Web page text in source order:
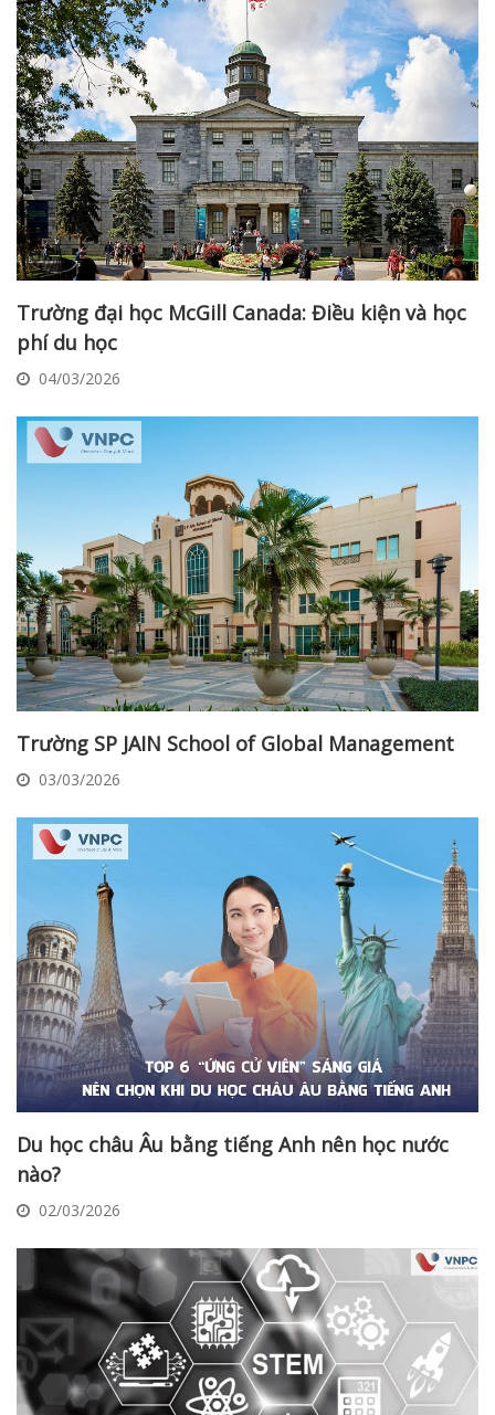
Trường đại học McGill Canada: Điều kiện và học
phí du học
04/03/2026
Trường SP JAIN School of Global Management
03/03/2026
Du học châu Âu bằng tiếng Anh nên học nước
nào?
02/03/2026